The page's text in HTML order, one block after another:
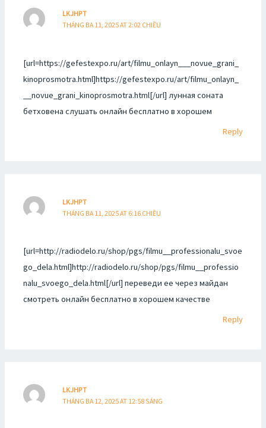
LKJHPT
THÁNG BA 11, 2025 AT 2:02 CHIỀU
[url=https://gefestexpo.ru/art/filmu_onlayn___novue_grani_
kinoprosmotra.html]https://gefestexpo.ru/art/filmu_onlayn_
__novue_grani_kinoprosmotra.html[/url] лунная соната
бетховена слушать онлайн бесплатно в хорошем
Reply
LKJHPT
THÁNG BA 11, 2025 AT 6:16 CHIỀU
[url=http://radiodelo.ru/shop/pgs/filmu__professionalu_svoe
go_dela.html]http://radiodelo.ru/shop/pgs/filmu__professio
nalu_svoego_dela.html[/url] переведи ее через майдан
смотреть онлайн бесплатно в хорошем качестве
Reply
LKJHPT
THÁNG BA 12, 2025 AT 12:58 SÁNG